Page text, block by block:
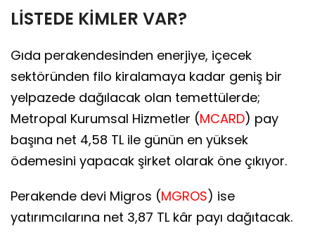
LİSTEDE KİMLER VAR?
Gıda perakendesinden enerjiye, içecek
sektöründen filo kiralamaya kadar geniş bir
yelpazede dağılacak olan temettülerde;
Metropal Kurumsal Hizmetler (MCARD) pay
başına net 4,58 TL ile günün en yüksek
ödemesini yapacak şirket olarak öne çıkıyor.
Perakende devi Migros (MGROS) ise
yatırımcılarına net 3,87 TL kâr payı dağıtacak.